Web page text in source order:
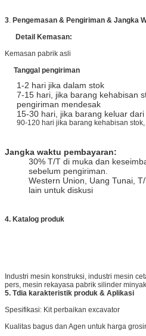
3. Pengemasan & Pengiriman & Jangka
Detail Kemasan:
Kemasan pabrik asli
Tanggal pengiriman
1-2 hari jika dalam stok
7-15 hari, jika barang kehabisan
pengiriman mendesak
15-30 hari, jika barang keluar
90-120 hari jika barang kehabisan
Jangka waktu pembayaran:
30% T/T di muka dan
sebelum pengiriman.
Western Union, Uang Tunai,
lain untuk diskusi
4. Katalog produk
Industri mesin konstruksi, industri mesin
pers, mesin rekayasa pabrik silinder
5. Tdia karakteristik produk & Aplikasi
Spesifikasi: Kit perbaikan excavator
Kualitas bagus dan Agen untuk harga grosir